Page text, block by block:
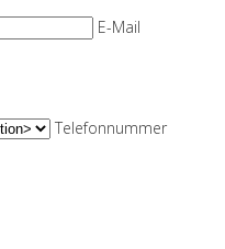
E-Mail
Telefonnummer